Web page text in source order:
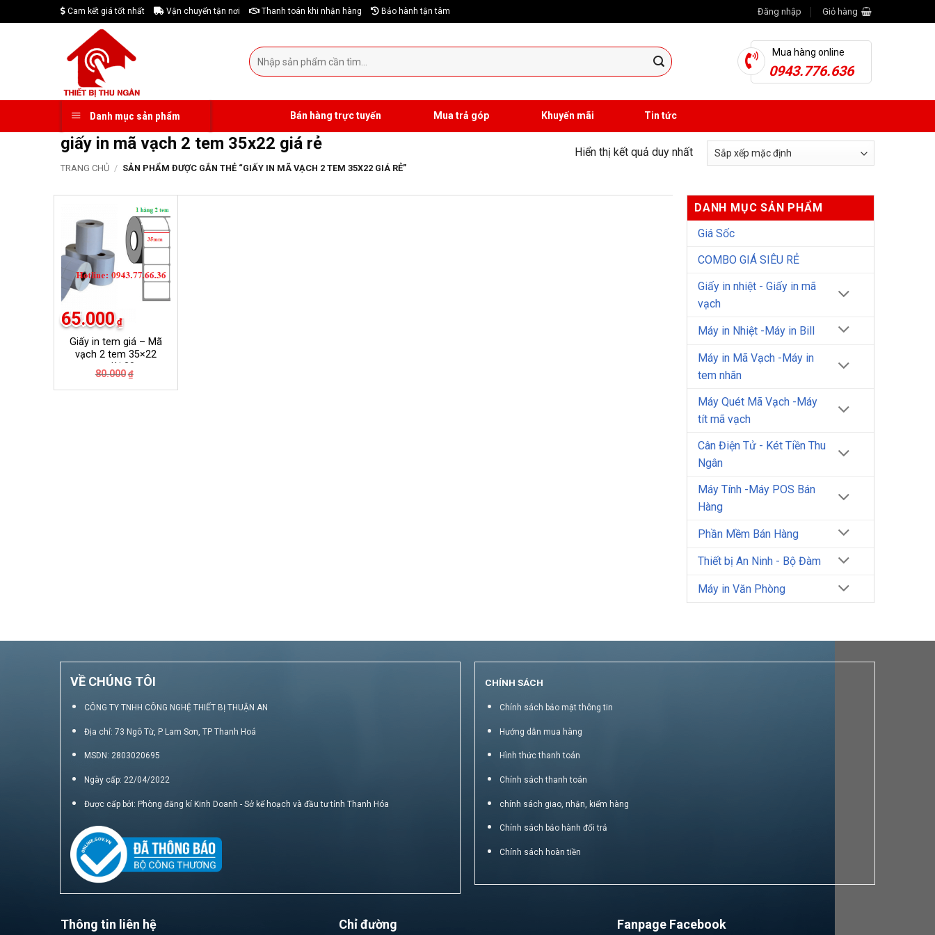
to
Cam kết giá tốt nhất Vận chuyển tận nơi Thanh toán khi nhận hàng Bảo hành tận tâm Đăng nhập Giỏ hàng
Tìm
kiếm:
Mua hàng online
0943.776.636
Danh mục sản phẩm Bán hàng trực tuyến Mua trả góp Khuyến mãi Tin tức
giấy in mã vạch 2 tem 35x22 giá rẻ
TRANG CHỦ / SẢN PHẨM ĐƯỢC GẮN THẺ “GIẤY IN MÃ VẠCH 2 TEM 35X22 GIÁ RẺ”
Hiển thị kết quả duy nhất
-19%
Giấy in tem giá – Mã
vạch 2 tem 35×22
mm dài 30m
80.000 ₫
là:
65.000 ₫
tại
DANH MỤC SẢN PHẨM
Giá Sốc
COMBO GIÁ SIÊU RẺ
Giấy in nhiệt - Giấy in mã
vạch
Máy in Nhiệt -Máy in Bill
Máy in Mã Vạch -Máy in
tem nhãn
Máy Quét Mã Vạch -Máy
tít mã vạch
Cân Điện Tử - Két Tiền Thu
Ngân
Máy Tính -Máy POS Bán
Hàng
Phần Mềm Bán Hàng
Thiết bị An Ninh - Bộ Đàm
Máy in Văn Phòng
VỀ CHÚNG TÔI
CÔNG TY TNHH CÔNG NGHỆ THIẾT BỊ THUẬN AN
Địa chỉ: 73 Ngô Từ, P Lam Sơn, TP Thanh Hoá
MSDN: 2803020695
Ngày cấp: 22/04/2022
Được cấp bởi: Phòng đăng kí Kinh Doanh - Sở kế hoạch và đầu tư tỉnh Thanh Hóa
CHÍNH SÁCH
Chính sách bảo mật thông tin
Hướng dẫn mua hàng
Hình thức thanh toán
Chính sách thanh toán
chính sách giao, nhận, kiểm hàng
Chính sách bảo hành đổi trả
Chính sách hoàn tiền
Thông tin liên hệ Chỉ đường Fanpage Facebook